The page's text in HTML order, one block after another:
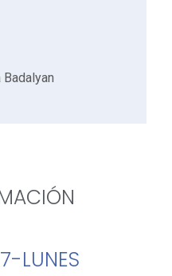
Badalyan
LUNES